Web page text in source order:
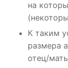
на
К таким
размера
отец/